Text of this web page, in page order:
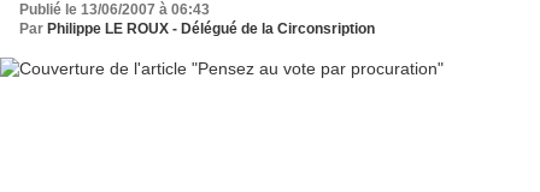
Publié le 13/06/2007 à 06:43
Par Philippe LE ROUX - Délégué de la Circonsription